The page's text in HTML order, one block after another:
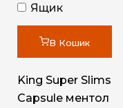
Ящик
В Кошик
King Super Slims
Capsule ментол